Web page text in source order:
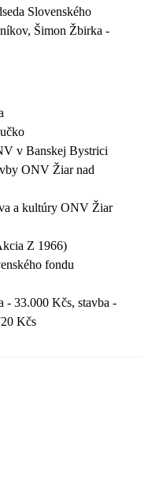
Slovenského
Šimon Žbirka -
v Banskej Bystrici
ONV Žiar nad
a kultúry ONV Žiar
Z 1966)
fondu
- 33.000 Kčs, stavba -
Kčs